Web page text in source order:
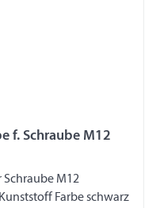
f. Schraube M12
Farbe schwarz